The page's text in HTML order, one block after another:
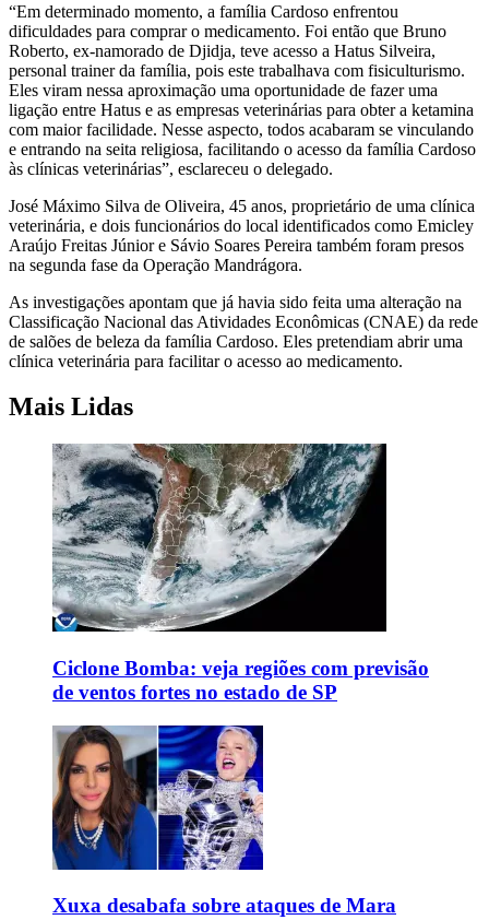
“Em determinado momento, a família Cardoso enfrentou
dificuldades para comprar o medicamento. Foi então que Bruno
Roberto, ex-namorado de Djidja, teve acesso a Hatus Silveira,
personal trainer da família, pois este trabalhava com fisiculturismo.
Eles viram nessa aproximação uma oportunidade de fazer uma
ligação entre Hatus e as empresas veterinárias para obter a ketamina
com maior facilidade. Nesse aspecto, todos acabaram se vinculando
e entrando na seita religiosa, facilitando o acesso da família Cardoso
às clínicas veterinárias”, esclareceu o delegado.
José Máximo Silva de Oliveira, 45 anos, proprietário de uma clínica
veterinária, e dois funcionários do local identificados como Emicley
Araújo Freitas Júnior e Sávio Soares Pereira também foram presos
na segunda fase da Operação Mandrágora.
As investigações apontam que já havia sido feita uma alteração na
Classificação Nacional das Atividades Econômicas (CNAE) da rede
de salões de beleza da família Cardoso. Eles pretendiam abrir uma
clínica veterinária para facilitar o acesso ao medicamento.
Mais Lidas
Ciclone Bomba: veja regiões com previsão
de ventos fortes no estado de SP
Xuxa desabafa sobre ataques de Mara